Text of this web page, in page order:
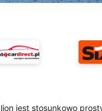
jest stosunkowo